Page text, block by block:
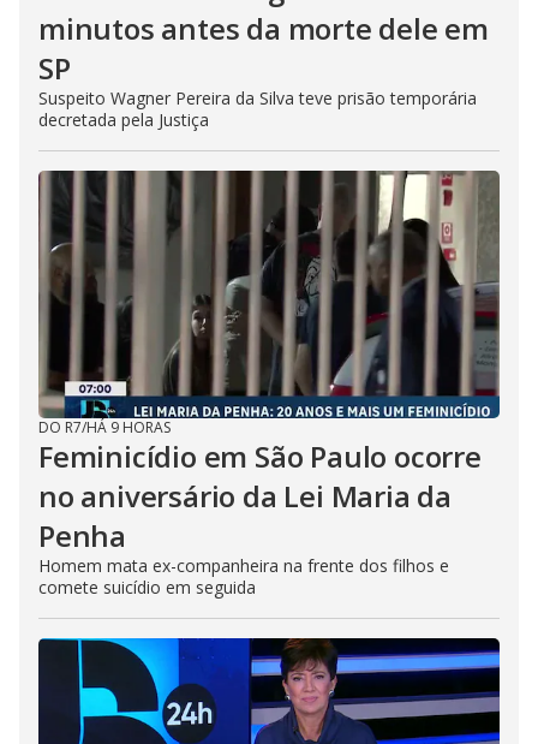
minutos antes da morte dele em
SP
Suspeito Wagner Pereira da Silva teve prisão temporária
decretada pela Justiça
DO R7/HÁ 9 HORAS
Feminicídio em São Paulo ocorre
no aniversário da Lei Maria da
Penha
Homem mata ex-companheira na frente dos filhos e
comete suicídio em seguida